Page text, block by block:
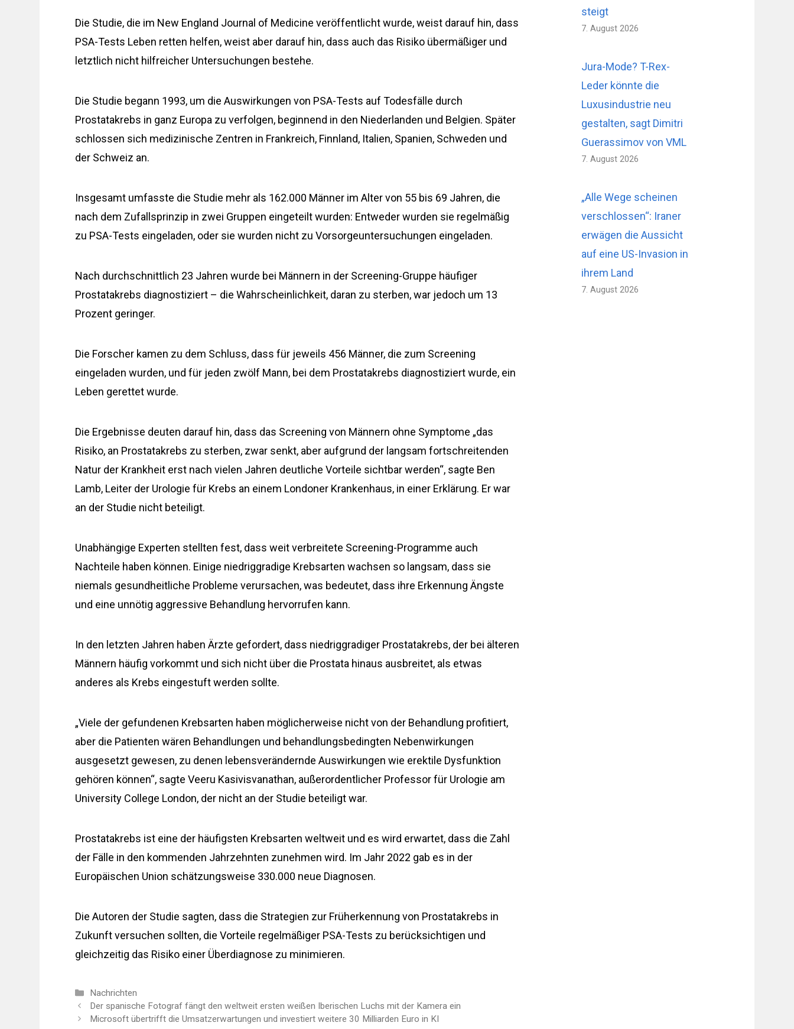
Die Studie, die im New England Journal of Medicine veröffentlicht wurde, weist darauf hin, dass
PSA-Tests Leben retten helfen, weist aber darauf hin, dass auch das Risiko übermäßiger und
letztlich nicht hilfreicher Untersuchungen bestehe.
Die Studie begann 1993, um die Auswirkungen von PSA-Tests auf Todesfälle durch
Prostatakrebs in ganz Europa zu verfolgen, beginnend in den Niederlanden und Belgien. Später
schlossen sich medizinische Zentren in Frankreich, Finnland, Italien, Spanien, Schweden und
der Schweiz an.
Insgesamt umfasste die Studie mehr als 162.000 Männer im Alter von 55 bis 69 Jahren, die
nach dem Zufallsprinzip in zwei Gruppen eingeteilt wurden: Entweder wurden sie regelmäßig
zu PSA-Tests eingeladen, oder sie wurden nicht zu Vorsorgeuntersuchungen eingeladen.
Nach durchschnittlich 23 Jahren wurde bei Männern in der Screening-Gruppe häufiger
Prostatakrebs diagnostiziert – die Wahrscheinlichkeit, daran zu sterben, war jedoch um 13
Prozent geringer.
Die Forscher kamen zu dem Schluss, dass für jeweils 456 Männer, die zum Screening
eingeladen wurden, und für jeden zwölf Mann, bei dem Prostatakrebs diagnostiziert wurde, ein
Leben gerettet wurde.
Die Ergebnisse deuten darauf hin, dass das Screening von Männern ohne Symptome „das
Risiko, an Prostatakrebs zu sterben, zwar senkt, aber aufgrund der langsam fortschreitenden
Natur der Krankheit erst nach vielen Jahren deutliche Vorteile sichtbar werden“, sagte Ben
Lamb, Leiter der Urologie für Krebs an einem Londoner Krankenhaus, in einer Erklärung. Er war
an der Studie nicht beteiligt.
Unabhängige Experten stellten fest, dass weit verbreitete Screening-Programme auch
Nachteile haben können. Einige niedriggradige Krebsarten wachsen so langsam, dass sie
niemals gesundheitliche Probleme verursachen, was bedeutet, dass ihre Erkennung Ängste
und eine unnötig aggressive Behandlung hervorrufen kann.
In den letzten Jahren haben Ärzte gefordert, dass niedriggradiger Prostatakrebs, der bei älteren
Männern häufig vorkommt und sich nicht über die Prostata hinaus ausbreitet, als etwas
anderes als Krebs eingestuft werden sollte.
„Viele der gefundenen Krebsarten haben möglicherweise nicht von der Behandlung profitiert,
aber die Patienten wären Behandlungen und behandlungsbedingten Nebenwirkungen
ausgesetzt gewesen, zu denen lebensverändernde Auswirkungen wie erektile Dysfunktion
gehören können“, sagte Veeru Kasivisvanathan, außerordentlicher Professor für Urologie am
University College London, der nicht an der Studie beteiligt war.
Prostatakrebs ist eine der häufigsten Krebsarten weltweit und es wird erwartet, dass die Zahl
der Fälle in den kommenden Jahrzehnten zunehmen wird. Im Jahr 2022 gab es in der
Europäischen Union schätzungsweise 330.000 neue Diagnosen.
Die Autoren der Studie sagten, dass die Strategien zur Früherkennung von Prostatakrebs in
Zukunft versuchen sollten, die Vorteile regelmäßiger PSA-Tests zu berücksichtigen und
gleichzeitig das Risiko einer Überdiagnose zu minimieren.
Kategorien
Nachrichten
Der spanische Fotograf fängt den weltweit ersten weißen Iberischen Luchs mit der Kamera ein
Microsoft übertrifft die Umsatzerwartungen und investiert weitere 30 Milliarden Euro in KI
steigt
7. August 2026
Jura-Mode? T-Rex-
Leder könnte die
Luxusindustrie neu
gestalten, sagt Dimitri
Guerassimov von VML
7. August 2026
„Alle Wege scheinen
verschlossen“: Iraner
erwägen die Aussicht
auf eine US-Invasion in
ihrem Land
7. August 2026